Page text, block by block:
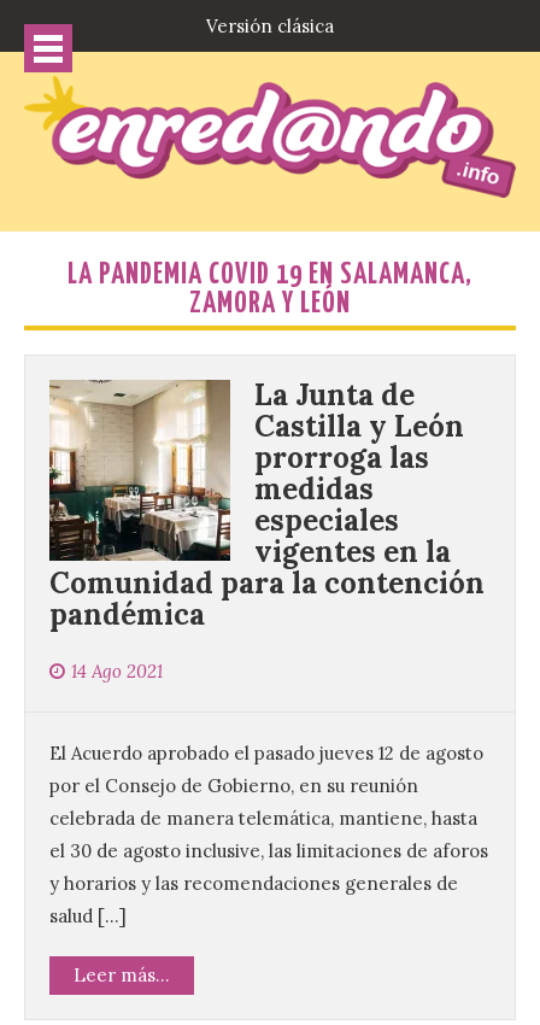
Versión clásica
LA PANDEMIA COVID 19 EN SALAMANCA,
ZAMORA Y LEÓN
La Junta de
Castilla y León
prorroga las
medidas
especiales
vigentes en la
Comunidad para la contención
pandémica
14 Ago 2021
El Acuerdo aprobado el pasado jueves 12 de agosto
por el Consejo de Gobierno, en su reunión
celebrada de manera telemática, mantiene, hasta
el 30 de agosto inclusive, las limitaciones de aforos
y horarios y las recomendaciones generales de
salud […]
Leer más...